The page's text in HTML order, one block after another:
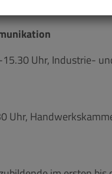
Uhr, Industrie-
Uhr,